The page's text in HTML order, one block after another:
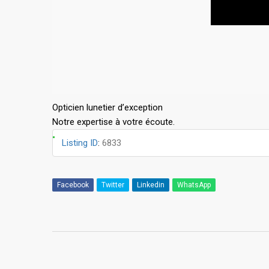
Opticien lunetier d’exception
Notre expertise à votre écoute.
Listing ID: 6833
Facebook Twitter Linkedin WhatsApp